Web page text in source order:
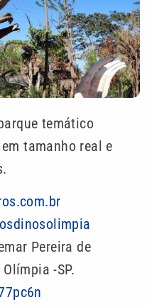
temático
tamanho real e
Pereira de
-SP.